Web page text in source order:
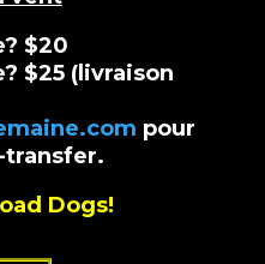
$20
$25 (livraison
pour
transfer.
Dogs!